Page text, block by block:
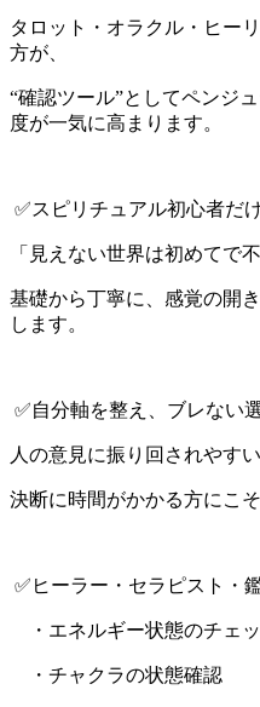
タロット・オラクル・ヒー
方が、
“確認ツール”としてペンジ
度が一気に高まります。
✅スピリチュアル初心者だ
「見えない世界は初めてで
基礎から丁寧に、感覚の開
します。
✅自分軸を整え、ブレない
人の意見に振り回されやすい
決断に時間がかかる方にこ
✅ヒーラー・セラピスト・
・エネルギー状態のチェ
・チャクラの状態確認